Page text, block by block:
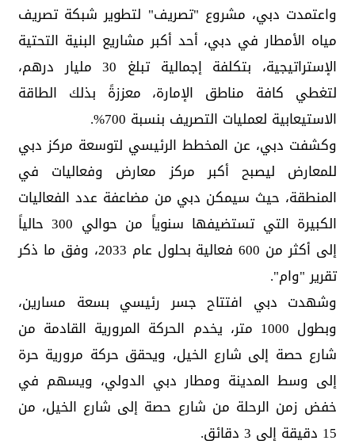
واعتمدت دبي، مشروع "تصريف" لتطوير شبكة تصريف
مياه الأمطار في دبي، أحد أكبر مشاريع البنية التحتية
الإستراتيجية، بتكلفة إجمالية تبلغ 30 مليار درهم،
لتغطي كافة مناطق الإمارة، معززةً بذلك الطاقة
الاستيعابية لعمليات التصريف بنسبة 700%.
وكشفت دبي، عن المخطط الرئيسي لتوسعة مركز دبي
للمعارض ليصبح أكبر مركز معارض وفعاليات في
المنطقة، حيث سيمكن دبي من مضاعفة عدد الفعاليات
الكبيرة التي تستضيفها سنوياً من حوالي 300 حالياً
إلى أكثر من 600 فعالية بحلول عام 2033، وفق ما ذكر
تقرير "وام".
وشهدت دبي افتتاح جسر رئيسي بسعة مسارين،
وبطول 1000 متر، يخدم الحركة المرورية القادمة من
شارع حصة إلى شارع الخيل، ويحقق حركة مرورية حرة
إلى وسط المدينة ومطار دبي الدولي، ويسهم في
خفض زمن الرحلة من شارع حصة إلى شارع الخيل، من
15 دقيقة إلى 3 دقائق.